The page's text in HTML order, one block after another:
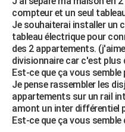
Forum
Aménagement intérieur
Extérieur
Cuisine
Salle de bains
Jardinage
Rangement
WEEK-END
Guides de France
Escapades
Patrimoine
Expositions
Musées
Week-end nature
+LIFESTYLE
Art de vivre
Bien-être
Loisirs
Mode
Modes de vie
SANTE
Alimentation
Guide de la santé
Maladies
Médicaments
Sommeil
VOYAGE
Destinations
City break
Voyage nature
Voyage de noces
Forum
Climat
+PHOTO
GUIDES D'ACHAT
compteur et un seul
Je souhaiterai installer un
tableau électrique pour
des 2 appartements.
divisionnaire car c'est plus
Est-ce que ça vous semble
Je pense rassembler les
appartements sur un rail
amont un inter différentiel
Est-ce que ça vous semble